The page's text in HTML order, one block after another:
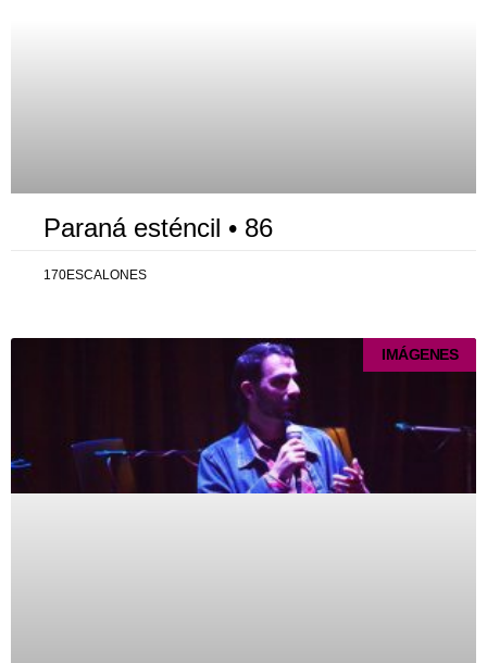
Paraná esténcil • 86
170ESCALONES
IMÁGENES